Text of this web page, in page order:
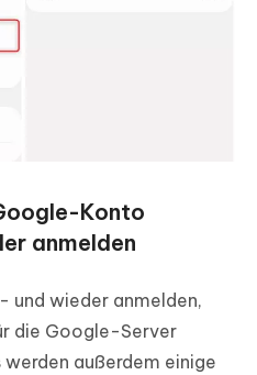
Konto
anmelden
und wieder anmelden,
die Google-Server
werden außerdem einige